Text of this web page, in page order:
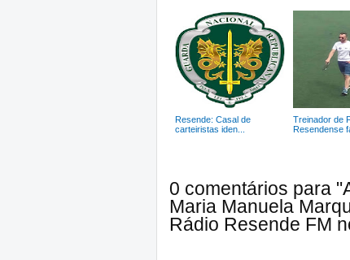
Resende: Casal de
carteiristas iden...
Treinador de
Resendense
0 comentários para
Maria Manuela
Rádio Resende FM